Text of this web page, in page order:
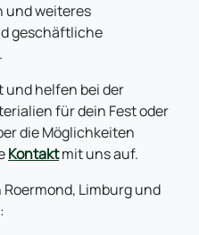
und weiteres
geschäftliche
und helfen bei der
für dein Fest oder
die Möglichkeiten
Kontaktmit uns auf.
Limburg und